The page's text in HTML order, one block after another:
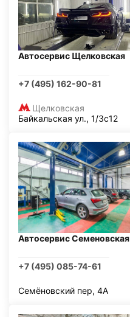
Автосервис Щелковская
+7 (495) 162-90-81
Щелковская
Байкальская ул., 1/3с12
Автосервис Семеновская
+7 (495) 085-74-61
Семёновский пер, 4А